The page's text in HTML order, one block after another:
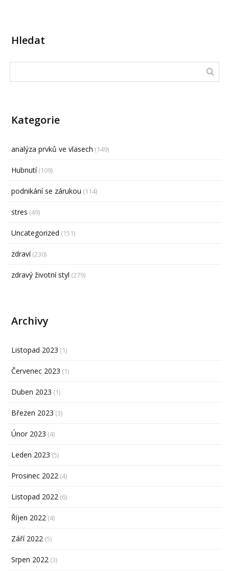
Hledat
Kategorie
analýza prvků ve vlasech (149)
Hubnutí(109)
podnikání se zárukou (114)
stres (49)
Uncategorized (151)
zdraví(230)
zdravý životní styl (279)
Archivy
Listopad 2023 (1)
Červenec 2023 (1)
Duben 2023 (1)
Březen 2023 (3)
Únor 2023 (4)
Leden 2023 (5)
Prosinec 2022 (4)
Listopad 2022 (6)
Říjen 2022 (4)
Září 2022 (5)
Srpen 2022 (3)